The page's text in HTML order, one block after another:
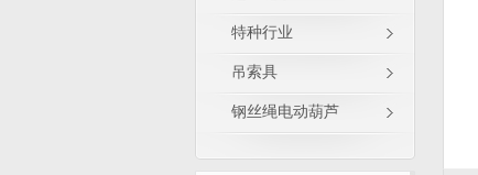
特种行业
吊索具
钢丝绳电动葫芦